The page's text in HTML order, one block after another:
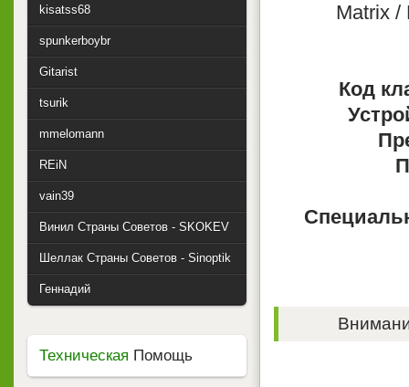
Matrix /
Код
kisatss68
spunkerboybr
Gitarist
tsurik
mmelomann
REiN
vain39
Винил Страны Советов - SKOKEV
Шеллак Страны Советов - Sinoptik
Геннадий
Техническая Помощь